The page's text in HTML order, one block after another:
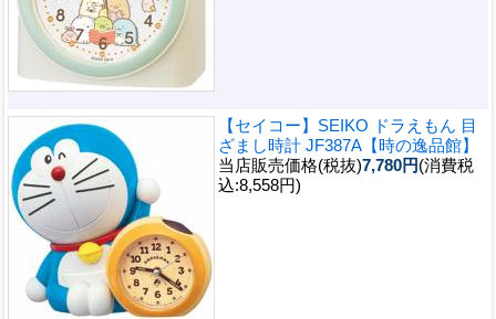
【セイコー】SEIKO ドラえもん 目
ざまし時計 JF387A【時の逸品館】
当店販売価格(税抜)7,780円(消費税
込:8,558円)